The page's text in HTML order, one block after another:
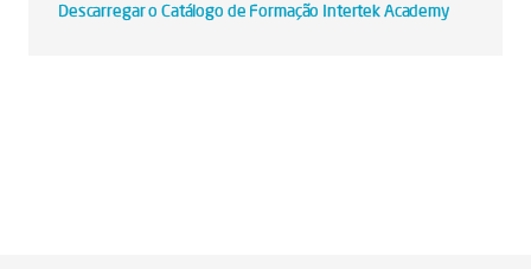
Descarregar o Catálogo de Formação Intertek Academy